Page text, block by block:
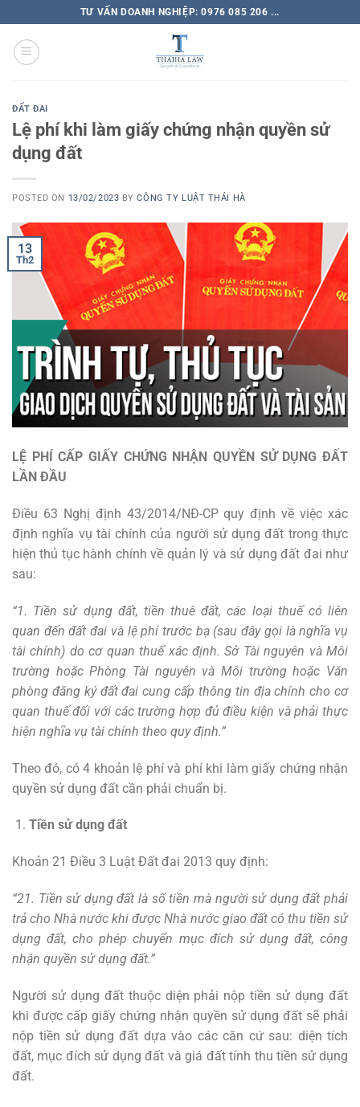
TƯ VẤN DOANH NGHIỆP: 0976 085 206 ...
ĐẤT ĐAI
Lệ phí khi làm giấy chứng nhận quyền sử
dụng đất
POSTED ON 13/02/2023 BYCÔNG TY LUẬT THÁI HÀ
13
Th2
LỆ PHÍ CẤP GIẤY CHỨNG NHẬN QUYỀN SỬ DỤNG ĐẤT
LẦN ĐẦU
Điều 63 Nghị định 43/2014/NĐ-CP quy định về việc xác
định nghĩa vụ tài chính của người sử dụng đất trong thực
hiện thủ tục hành chính về quản lý và sử dụng đất đai như
sau:
“1. Tiền sử dụng đất, tiền thuê đất, các loại thuế có liên
quan đến đất đai và lệ phí trước bạ (sau đây gọi là nghĩa vụ
tài chính) do cơ quan thuế xác định. Sở Tài nguyên và Môi
trường hoặc Phòng Tài nguyên và Môi trường hoặc Văn
phòng đăng ký đất đai cung cấp thông tin địa chính cho cơ
quan thuế đối với các trường hợp đủ điều kiện và phải thực
hiện nghĩa vụ tài chính theo quy định.”
Theo đó, có 4 khoản lệ phí và phí khi làm giấy chứng nhận
quyền sử dụng đất cần phải chuẩn bị.
Tiền sử dụng đất
Khoản 21 Điều 3 Luật Đất đai 2013 quy định:
“21. Tiền sử dụng đất là số tiền mà người sử dụng đất phải
trả cho Nhà nước khi được Nhà nước giao đất có thu tiền sử
dụng đất, cho phép chuyển mục đích sử dụng đất, công
nhận quyền sử dụng đất.”
Người sử dụng đất thuộc diện phải nộp tiền sử dụng đất
khi được cấp giấy chứng nhận quyền sử dụng đất sẽ phải
nộp tiền sử dụng đất dựa vào các căn cứ sau: diện tích
đất, mục đích sử dụng đất và giá đất tính thu tiền sử dụng
đất.